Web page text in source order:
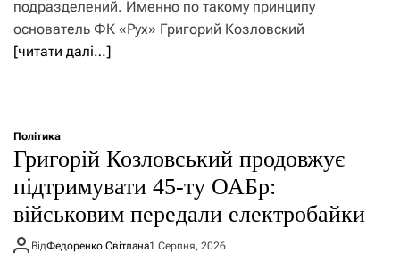
подразделений. Именно по такому принципу
основатель ФК «Рух» Григорий Козловский
[читати далі…]
Політика
Григорій Козловський продовжує
підтримувати 45-ту ОАБр:
військовим передали електробайки
ВідФедоренко Світлана1 Серпня, 2026